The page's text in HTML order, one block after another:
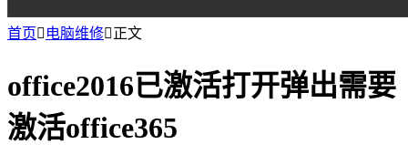
首页 电脑维修正文
office2016已激活打开弹出需要
激活office365